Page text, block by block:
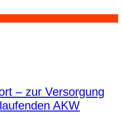
– zur Versorgung
AKW